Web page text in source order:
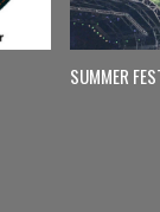
SUMMER